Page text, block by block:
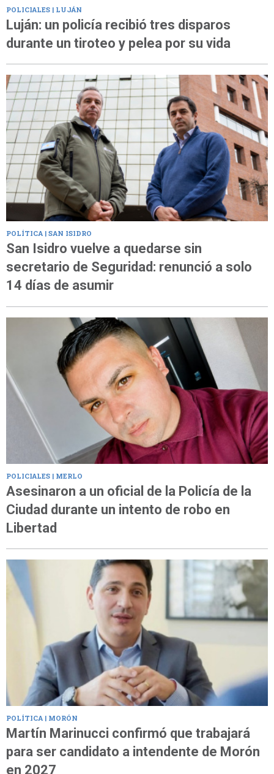
POLICIALES | LUJÁN
Luján: un policía recibió tres disparos
durante un tiroteo y pelea por su vida
POLÍTICA | SAN ISIDRO
San Isidro vuelve a quedarse sin
secretario de Seguridad: renunció a solo
14 días de asumir
POLICIALES | MERLO
Asesinaron a un oficial de la Policía de la
Ciudad durante un intento de robo en
Libertad
POLÍTICA | MORÓN
Martín Marinucci confirmó que trabajará
para ser candidato a intendente de Morón
en 2027